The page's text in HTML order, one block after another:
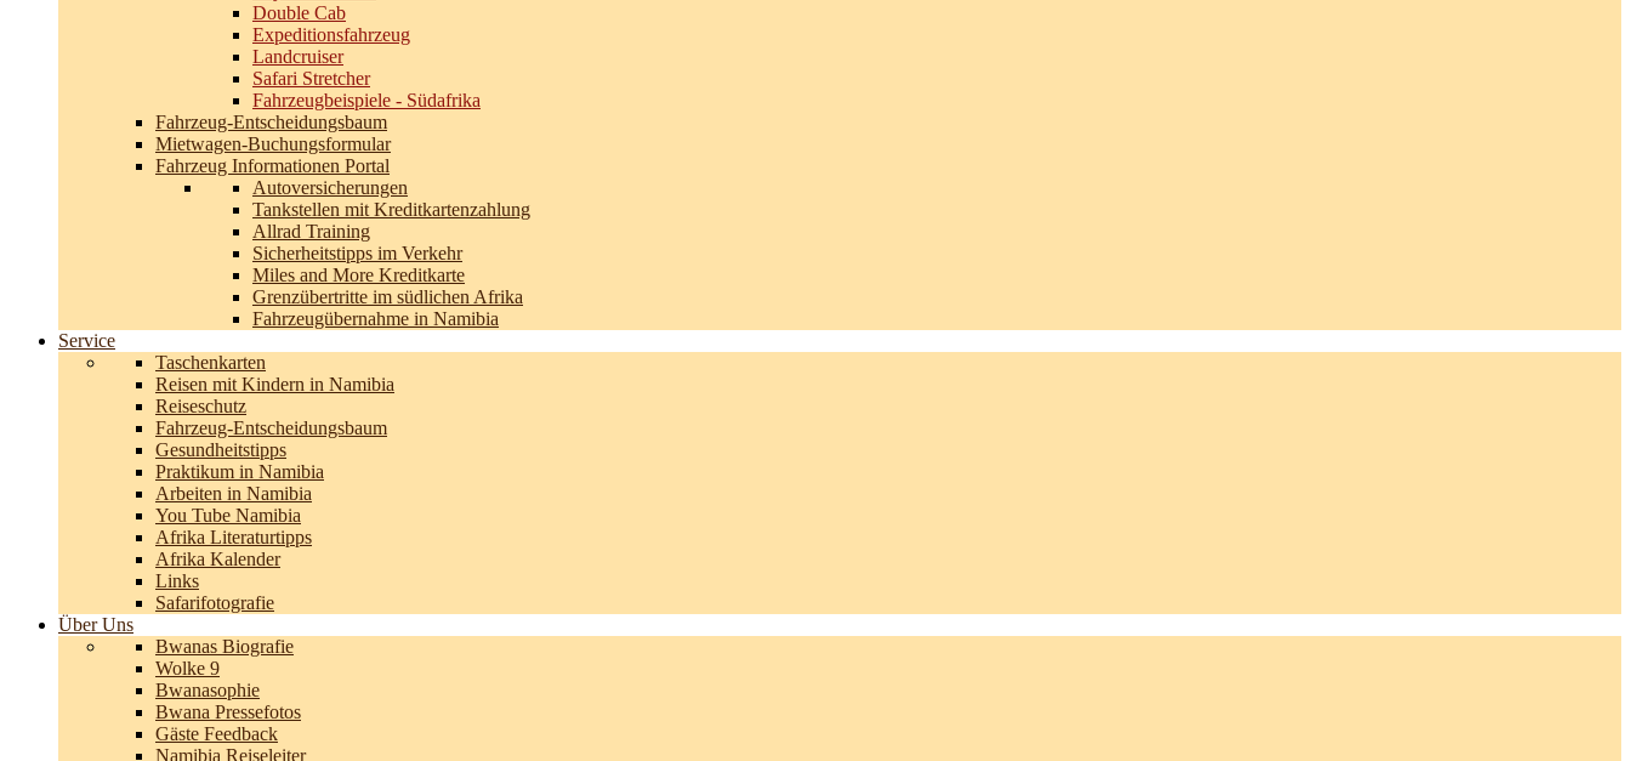
Double Cab
Expeditionsfahrzeug
Landcruiser
Safari Stretcher
Fahrzeugbeispiele - Südafrika
Fahrzeug-Entscheidungsbaum
Mietwagen-Buchungsformular
Fahrzeug Informationen Portal
Autoversicherungen
Tankstellen mit Kreditkartenzahlung
Allrad Training
Sicherheitstipps im Verkehr
Miles and More Kreditkarte
Grenzübertritte im südlichen Afrika
Fahrzeugübernahme in Namibia
Service
Taschenkarten
Reisen mit Kindern in Namibia
Reiseschutz
Fahrzeug-Entscheidungsbaum
Gesundheitstipps
Praktikum in Namibia
Arbeiten in Namibia
You Tube Namibia
Afrika Literaturtipps
Afrika Kalender
Links
Safarifotografie
Über Uns
Bwanas Biografie
Wolke 9
Bwanasophie
Bwana Pressefotos
Gäste Feedback
Namibia Reiseleiter